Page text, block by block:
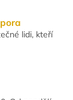
lidi, kteří